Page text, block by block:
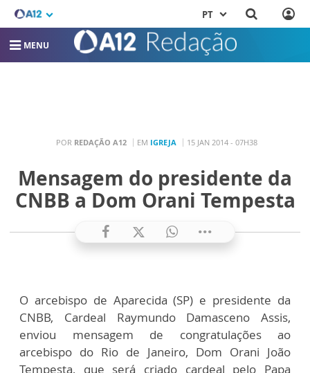
PT
MENU
POR REDAÇÃO A12 EM IGREJA 15 JAN 2014 - 07H38
Mensagem do presidente da
CNBB a Dom Orani Tempesta
O arcebispo de Aparecida (SP) e presidente da
CNBB, Cardeal Raymundo Damasceno Assis,
enviou mensagem de congratulações ao
arcebispo do Rio de Janeiro, Dom Orani João
Tempesta, que será criado cardeal pelo Papa